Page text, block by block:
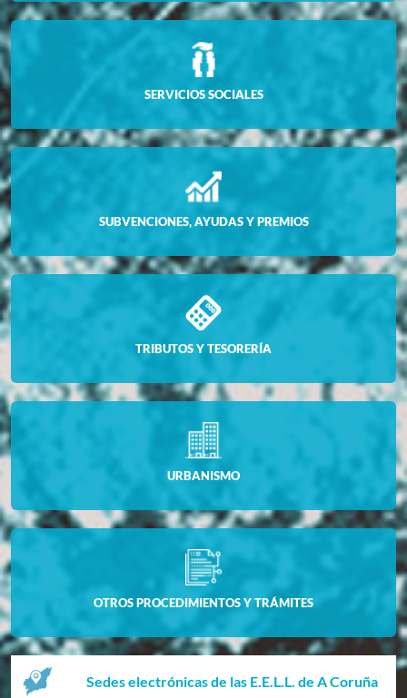
SERVICIOS SOCIALES
SUBVENCIONES, AYUDAS Y PREMIOS
TRIBUTOS Y TESORERÍA
URBANISMO
OTROS PROCEDIMIENTOS Y TRÁMITES
Sedes electrónicas de las E.E.L.L. de A Coruña